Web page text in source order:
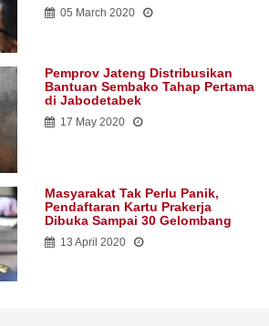
05 March 2020
Pemprov Jateng Distribusikan
Bantuan Sembako Tahap Pertama
di Jabodetabek
17 May 2020
Masyarakat Tak Perlu Panik,
Pendaftaran Kartu Prakerja
Dibuka Sampai 30 Gelombang
13 April 2020